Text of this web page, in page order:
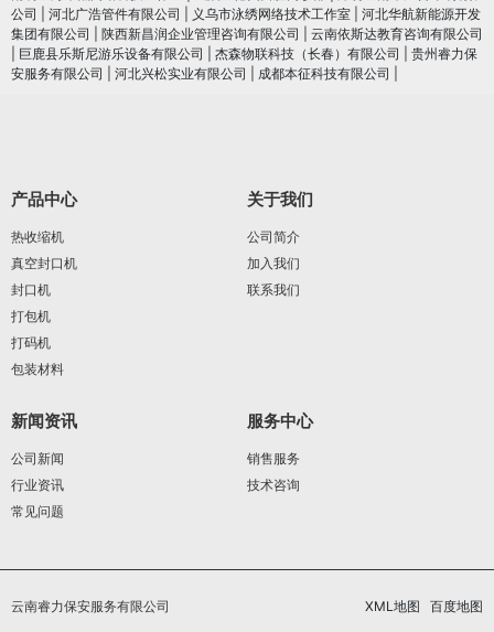
公司
河北广浩管件有限公司 义乌市泳绣网络技术工作室
河北华航新能源开发
集团有限公司
陕西新昌润企业管理咨询有限公司
云南依斯达教育咨询有限公司
巨鹿县乐斯尼游乐设备有限公司 杰森物联科技（长春）有限公司
贵州睿力保
安服务有限公司
河北兴松实业有限公司 成都本征科技有限公司
产品中心
热收缩机
真空封口机
封口机
打包机
打码机
包装材料
关于我们
公司简介
加入我们
联系我们
新闻资讯
公司新闻
行业资讯
常见问题
服务中心
销售服务
技术咨询
云南睿力保安服务有限公司 XML地图 百度地图